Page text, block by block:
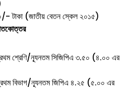
টাকা (জাতীয় বেতন স্কেল ২০১৫)
শ্রেণি/ন্যূনতম সিজিপিএ ৩.৫০ (৪.০০ এর
বিভাগ/ন্যূনতম জিপিএ ৪.২৫ (৫.০০ এর